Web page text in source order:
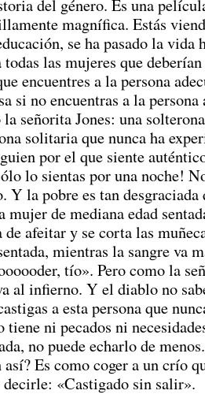
del género. Es una
magnífica. Estás
se ha pasado la vida
las mujeres que
encuentres a la persona
si no encuentras a la persona
la señorita Jones: una
solitaria que nunca ha
por el que siente
lo sientas por una noche!
Y la pobre es tan desgraciada
mujer de mediana edad
de afeitar y se corta las
mientras la sangre va
tío». Pero como la
al infierno. Y el diablo no
a esta persona que
tiene ni pecados ni
no puede echarlo de
Es como coger a un crío
«Castigado sin salir».